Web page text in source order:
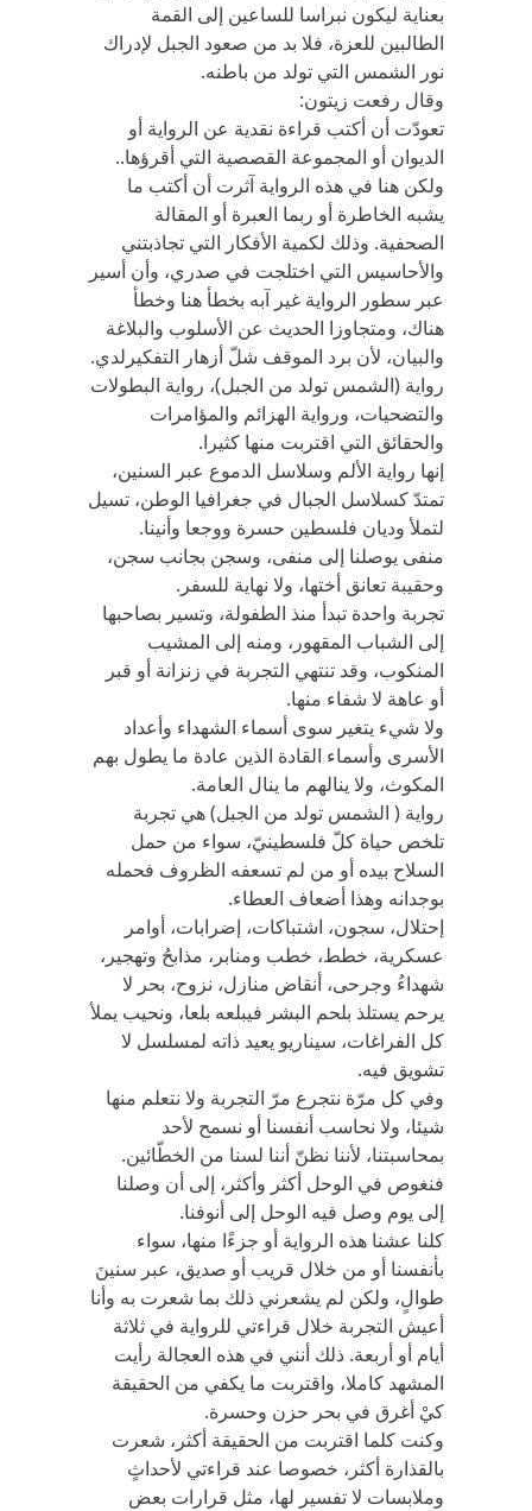
بعناية ليكون نبراسا للساعين إلى القمة
الطالبين للعزة، فلا بد من صعود الجبل لإدراك
نور الشمس التي تولد من باطنه.
وقال رفعت زيتون:
تعودّت أن أكتب قراءة نقدية عن الرواية أو
الديوان أو المجموعة القصصية التي أقرؤها..
ولكن هنا في هذه الرواية آثرت أن أكتب ما
يشبه الخاطرة أو ربما العبرة أو المقالة
الصحفية. وذلك لكمية الأفكار التي تجاذبتني
والأحاسيس التي اختلجت في صدري، وأن أسير
عبر سطور الرواية غير آبه بخطأ هنا وخطأ
هناك، ومتجاوزا الحديث عن الأسلوب والبلاغة
والبيان، لأن برد الموقف شلّ أزهار التفكيرلدي.
رواية (الشمس تولد من الجبل)، رواية البطولات
والتضحيات، ورواية الهزائم والمؤامرات
والحقائق التي اقتربت منها كثيرا.
إنها رواية الألم وسلاسل الدموع عبر السنين،
تمتدّ كسلاسل الجبال في جغرافيا الوطن، تسيل
لتملأ وديان فلسطين حسرة ووجعا وأنينا.
منفى يوصلنا إلى منفى، وسجن بجانب سجن،
وحقيبة تعانق أختها، ولا نهاية للسفر.
تجربة واحدة تبدأ منذ الطفولة، وتسير بصاحبها
إلى الشباب المقهور، ومنه إلى المشيب
المنكوب، وقد تنتهي التجربة في زنزانة أو قبر
أو عاهة لا شفاء منها.
ولا شيء يتغير سوى أسماء الشهداء وأعداد
الأسرى وأسماء القادة الذين عادة ما يطول بهم
المكوث، ولا ينالهم ما ينال العامة.
رواية ( الشمس تولد من الجبل) هي تجربة
تلخص حياة كلّ فلسطينيّ، سواء من حمل
السلاح بيده أو من لم تسعفه الظروف فحمله
بوجدانه وهذا أضعاف العطاء.
إحتلال، سجون، اشتباكات، إضرابات، أوامر
عسكرية، خطط، خطب ومنابر، مذابحُ وتهجير،
شهداءُ وجرحى، أنقاض منازل، نزوح، بحر لا
يرحم يستلذ بلحم البشر فيبلعه بلعا، ونحيب يملأ
كل الفراغات، سيناريو يعيد ذاته لمسلسل لا
تشويق فيه.
وفي كل مرّة نتجرع مرّ التجربة ولا نتعلم منها
شيئا، ولا نحاسب أنفسنا أو نسمح لأحد
بمحاسبتنا، لأننا نظنّ أننا لسنا من الخطّائين.
فنغوص في الوحل أكثر وأكثر، إلى أن وصلنا
إلى يوم وصل فيه الوحل إلى أنوفنا.
كلنا عشنا هذه الرواية أو جزءًا منها، سواء
بأنفسنا أو من خلال قريب أو صديق، عبر سنينَ
طوالٍ، ولكن لم يشعرني ذلك بما شعرت به وأنا
أعيش التجربة خلال قراءتي للرواية في ثلاثة
أيام أو أربعة. ذلك أنني في هذه العجالة رأيت
المشهد كاملا، واقتربت ما يكفي من الحقيقة
كيْ أغرق في بحر حزن وحسرة.
وكنت كلما اقتربت من الحقيقة أكثر، شعرت
بالقذارة أكثر، خصوصا عند قراءتي لأحداثٍ
وملابسات لا تفسير لها، مثل قرارات بعض